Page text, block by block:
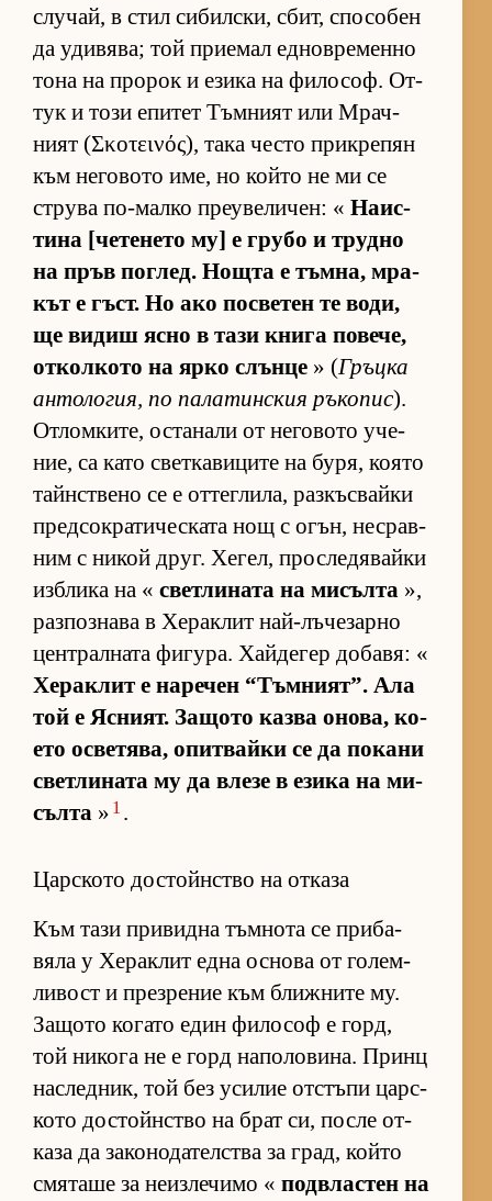
слу­чай, в стил си­бил­с­ки, сбит, спо­со­бен
да уди­вя­ва; той при­е­мал ед­нов­ре­менно
тона на про­рок и езика на фи­ло­соф. От­
тук и този епи­тет Тъм­ният или Мрач­
ният (Σκοτεινός), така често прик­ре­пян
към не­го­вото име, но който не ми се
струва по-малко пре­у­ве­ли­чен: « На­ис­
тина [че­те­нето му] е грубо и трудно
на пръв пог­лед. Нощта е тъм­на, мра­
кът е гъст. Но ако пос­ве­тен те во­ди,
ще ви­диш ясно в тази книга по­ве­че,
от­кол­кото на ярко слънце » (Гръцка
ан­то­ло­гия, по па­ла­тин­с­кия ръ­ко­пис).
От­лом­ки­те, ос­та­нали от не­го­вото уче­
ние, са като свет­ка­ви­ците на бу­ря, ко­ято
тайн­с­т­вено се е от­тег­ли­ла, раз­къс­вайки
пред­сок­ра­ти­чес­ката нощ с огън, нес­рав­
ним с ни­кой друг. Хе­гел, прос­ле­дя­вайки
из­б­лика на « свет­ли­ната на ми­сълта »,
раз­поз­нава в Хе­рак­лит най-лъ­че­зарно
цен­т­рал­ната фи­гу­ра. Хай­де­гер до­ба­вя: «
Хе­рак­лит е на­ре­чен “Тъм­ни­ят”. Ала
той е Яс­ни­ят. За­щото казва оно­ва, ко­
ето ос­ве­тя­ва, опит­вайки се да по­кани
свет­ли­ната му да влезе в езика на ми­
сълта » 1 .
Царското достойнство на отказа
Към тази при­видна тъм­нота се при­ба­
вяла у Хе­рак­лит една ос­нова от го­лем­
ли­вост и през­ре­ние към ближ­ните му.
За­щото ко­гато един фи­ло­соф е горд,
той ни­кога не е горд на­по­ло­ви­на. Принц
нас­лед­ник, той без уси­лие от­с­тъпи цар­с­
кото дос­тойн­с­тво на брат си, после от­
каза да за­ко­но­да­тел­с­тва за град, който
смя­таше за не­из­ле­чимо « под­в­лас­тен на